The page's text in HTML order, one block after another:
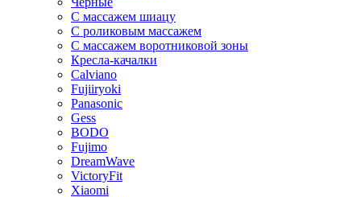
С массажем шиацу
С роликовым массажем
С массажем воротниковой зоны
Кресла-качалки
Calviano
Fujiiryoki
Panasonic
Gess
BODO
Fujimo
DreamWave
VictoryFit
Xiaomi